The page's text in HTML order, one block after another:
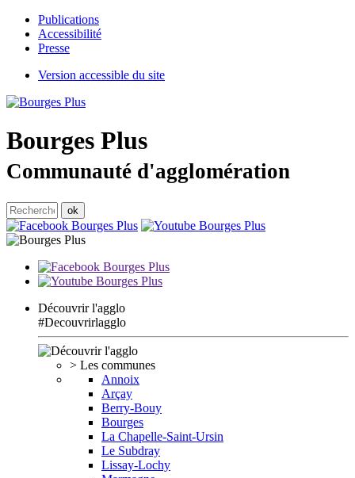
Publications
Accessibilité
Presse
Version accessible du site
Bourges Plus
Communauté d'agglomération
Découvrir l'agglo
#Decouvrirlagglo
> Les communes
Annoix
Arçay
Berry-Bouy
Bourges
La Chapelle-Saint-Ursin
Le Subdray
Lissay-Lochy